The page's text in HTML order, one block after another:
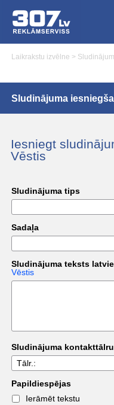
Laikrakstu izvēlne >
Sludinājuma
Iesniegt
Vēstis
Sludinājuma tips
Sadaļa
Sludinājuma teksts
Vēstis
Sludinājuma
Tālr.:
Papildiespējas
Ierāmēt tekstu